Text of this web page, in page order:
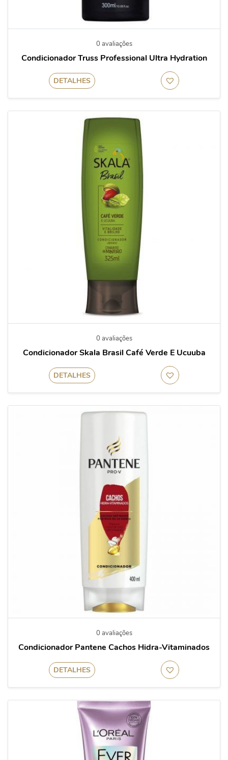
0 avaliações
Condicionador Truss Professional Ultra Hydration
DETALHES
0 avaliações
Condicionador Skala Brasil Café Verde E Ucuuba
DETALHES
0 avaliações
Condicionador Pantene Cachos Hidra-Vitaminados
DETALHES